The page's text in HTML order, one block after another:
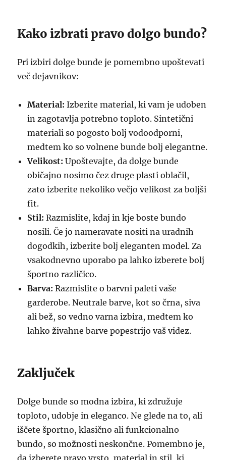
Kako izbrati pravo dolgo bundo?
Pri izbiri dolge bunde je pomembno upoštevati
več dejavnikov:
Material: Izberite material, ki vam je udoben
in zagotavlja potrebno toploto. Sintetični
materiali so pogosto bolj vodoodporni,
medtem ko so volnene bunde bolj elegantne.
Velikost: Upoštevajte, da dolge bunde
običajno nosimo čez druge plasti oblačil,
zato izberite nekoliko večjo velikost za boljši
fit.
Stil: Razmislite, kdaj in kje boste bundo
nosili. Če jo nameravate nositi na uradnih
dogodkih, izberite bolj eleganten model. Za
vsakodnevno uporabo pa lahko izberete bolj
športno različico.
Barva: Razmislite o barvni paleti vaše
garderobe. Neutrale barve, kot so črna, siva
ali bež, so vedno varna izbira, medtem ko
lahko živahne barve popestrijo vaš videz.
Zaključek
Dolge bunde so modna izbira, ki združuje
toploto, udobje in eleganco. Ne glede na to, ali
iščete športno, klasično ali funkcionalno
bundo, so možnosti neskončne. Pomembno je,
da izberete pravo vrsto, material in stil, ki